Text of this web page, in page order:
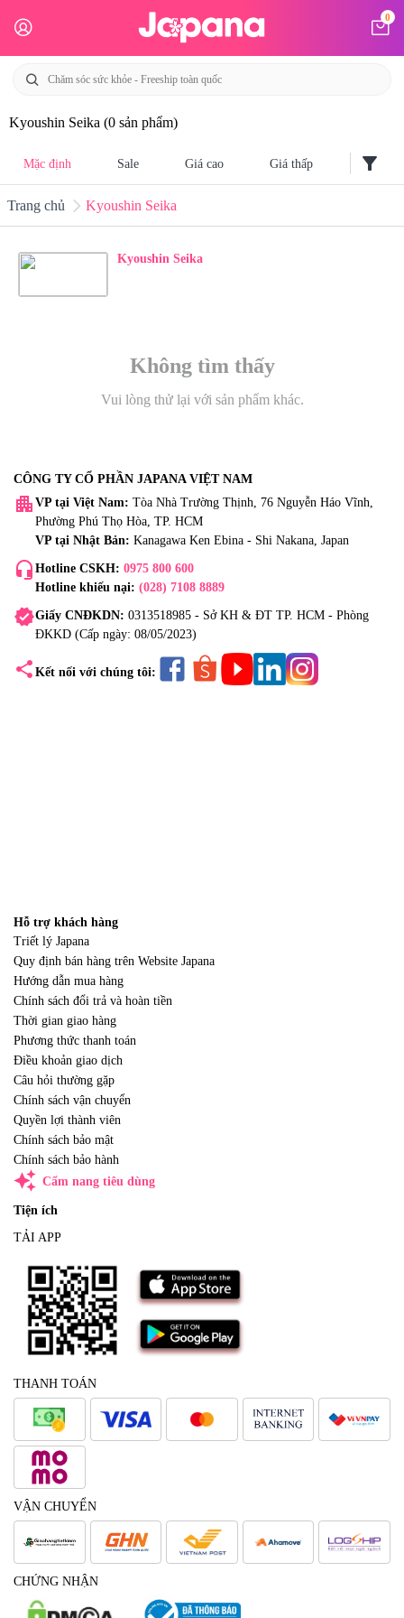
0
Kyoushin Seika (0 sản phẩm)
Mặc định Sale Giá cao Giá thấp filter_alt
Trang chủ Kyoushin Seika
Kyoushin Seika
Không tìm thấy
Vui lòng thử lại với sản phẩm khác.
CÔNG TY CỔ PHẦN JAPANA VIỆT NAM
apartment VP tại Việt Nam: Tòa Nhà Trường Thịnh, 76 Nguyễn Háo Vĩnh,
Phường Phú Thọ Hòa, TP. HCM
VP tại Nhật Bản: Kanagawa Ken Ebina - Shi Nakana, Japan
headset_mic Hotline CSKH: 0975 800 600
Hotline khiếu nại: (028) 7108 8889
verifiedGiấy CNĐKDN: 0313518985 - Sở KH & ĐT TP. HCM - Phòng
ĐKKD (Cấp ngày: 08/05/2023)
share Kết nối với chúng tôi:
Hỗ trợ khách hàng
Triết lý Japana
Quy định bán hàng trên Website Japana
Hướng dẫn mua hàng
Chính sách đổi trả và hoàn tiền
Thời gian giao hàng
Phương thức thanh toán
Điều khoản giao dịch
Câu hỏi thường gặp
Chính sách vận chuyển
Quyền lợi thành viên
Chính sách bảo mật
Chính sách bảo hành
auto_awesome Cẩm nang tiêu dùng
Tiện ích
TẢI APP
THANH TOÁN
VẬN CHUYỂN
CHỨNG NHẬN